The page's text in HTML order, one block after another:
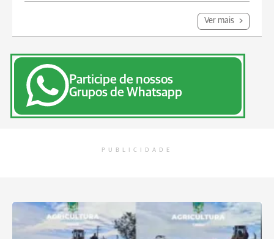
Ver mais
Participe de nossos
Grupos de Whatsapp
PUBLICIDADE